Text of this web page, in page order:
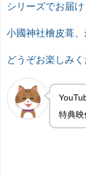
シリーズでお届
小國神社檜皮葺、
どうぞお楽しみく
特典映